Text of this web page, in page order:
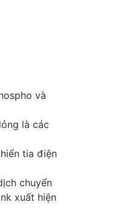
và
là các
tia điện
chuyển
xuất hiện